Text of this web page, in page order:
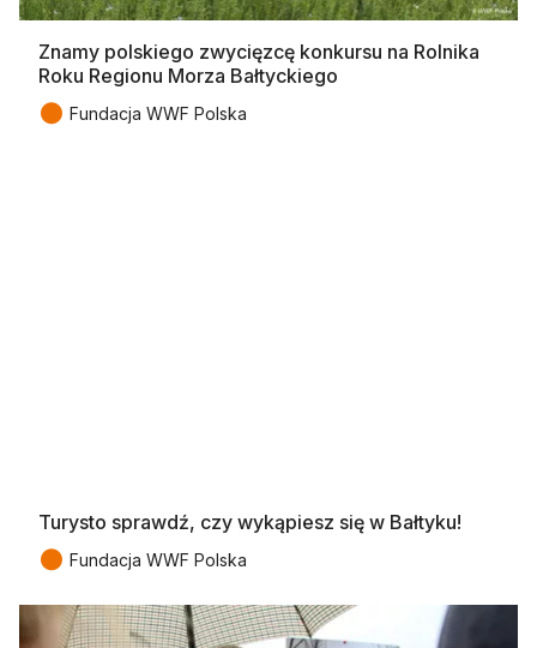
Znamy polskiego zwycięzcę konkursu na Rolnika
Roku Regionu Morza Bałtyckiego
● Fundacja WWF Polska
Turysto sprawdź, czy wykąpiesz się w Bałtyku!
● Fundacja WWF Polska